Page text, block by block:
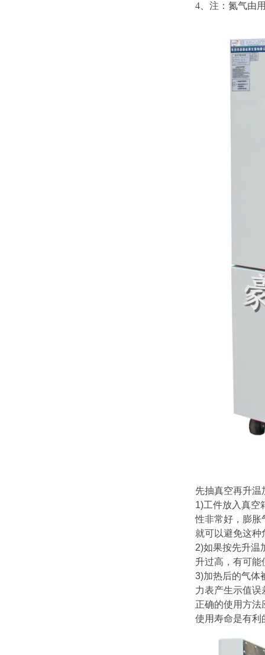
4、注：氮气由
先抽真空再升温
1)工件放入真空
性非常好，膨胀
就可以避免这种
2)如果按先升温
升过高，有可能
3)加热后的气体
力表产生示值误
正确的使用方
使用寿命是有利